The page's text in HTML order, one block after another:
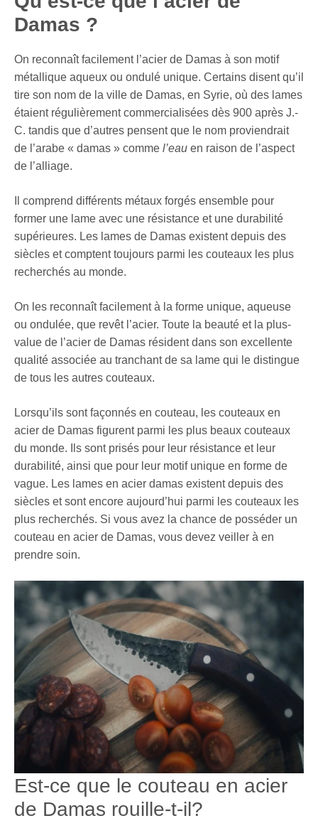
Damas ?
On reconnaît facilement l’acier de Damas à son motif
métallique aqueux ou ondulé unique. Certains disent qu’il
tire son nom de la ville de Damas, en Syrie, où des lames
étaient régulièrement commercialisées dès 900 après J.-
C. tandis que d’autres pensent que le nom proviendrait
de l’arabe « damas » comme l’eau en raison de l’aspect
de l’alliage.
Il comprend différents métaux forgés ensemble pour
former une lame avec une résistance et une durabilité
supérieures. Les lames de Damas existent depuis des
siècles et comptent toujours parmi les couteaux les plus
recherchés au monde.
On les reconnaît facilement à la forme unique, aqueuse
ou ondulée, que revêt l’acier. Toute la beauté et la plus-
value de l’acier de Damas résident dans son excellente
qualité associée au tranchant de sa lame qui le distingue
de tous les autres couteaux.
Lorsqu’ils sont façonnés en couteau, les couteaux en
acier de Damas figurent parmi les plus beaux couteaux
du monde. Ils sont prisés pour leur résistance et leur
durabilité, ainsi que pour leur motif unique en forme de
vague. Les lames en acier damas existent depuis des
siècles et sont encore aujourd’hui parmi les couteaux les
plus recherchés. Si vous avez la chance de posséder un
couteau en acier de Damas, vous devez veiller à en
prendre soin.
Est-ce que le couteau en acier
de Damas rouille-t-il?